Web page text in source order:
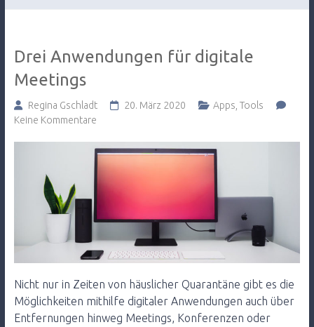
Drei Anwendungen für digitale
Meetings
Regina Gschladt 20. März 2020 Apps Tools
Keine Kommentare
Nicht nur in Zeiten von häuslicher Quarantäne gibt es die
Möglichkeiten mithilfe digitaler Anwendungen auch über
Entfernungen hinweg Meetings, Konferenzen oder